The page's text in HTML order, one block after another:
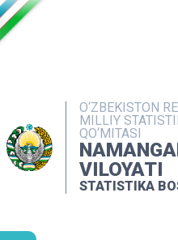
O‘ZBEKISTON
MILLIY
QO‘MITASI
VILOYATI
STATISTIKA